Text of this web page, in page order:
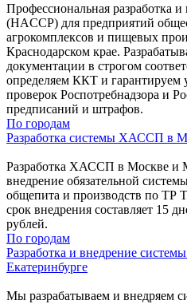
Профессиональная
(HACCP) для предприятий
агрокомплексов и пищевых
Краснодарском крае.
документации в строгом
определяем ККТ и гарантируем
проверок Роспотребнадзора и
предписаний и штрафов.
По городам
Разработка системы ХАССП в
Разработка ХАССП в Москве и
внедрение обязательной
общепита и производств по
срок внедрения составляет 15
рублей.
По городам
Разработка и внедрение
Екатеринбурге
Мы разрабатываем и